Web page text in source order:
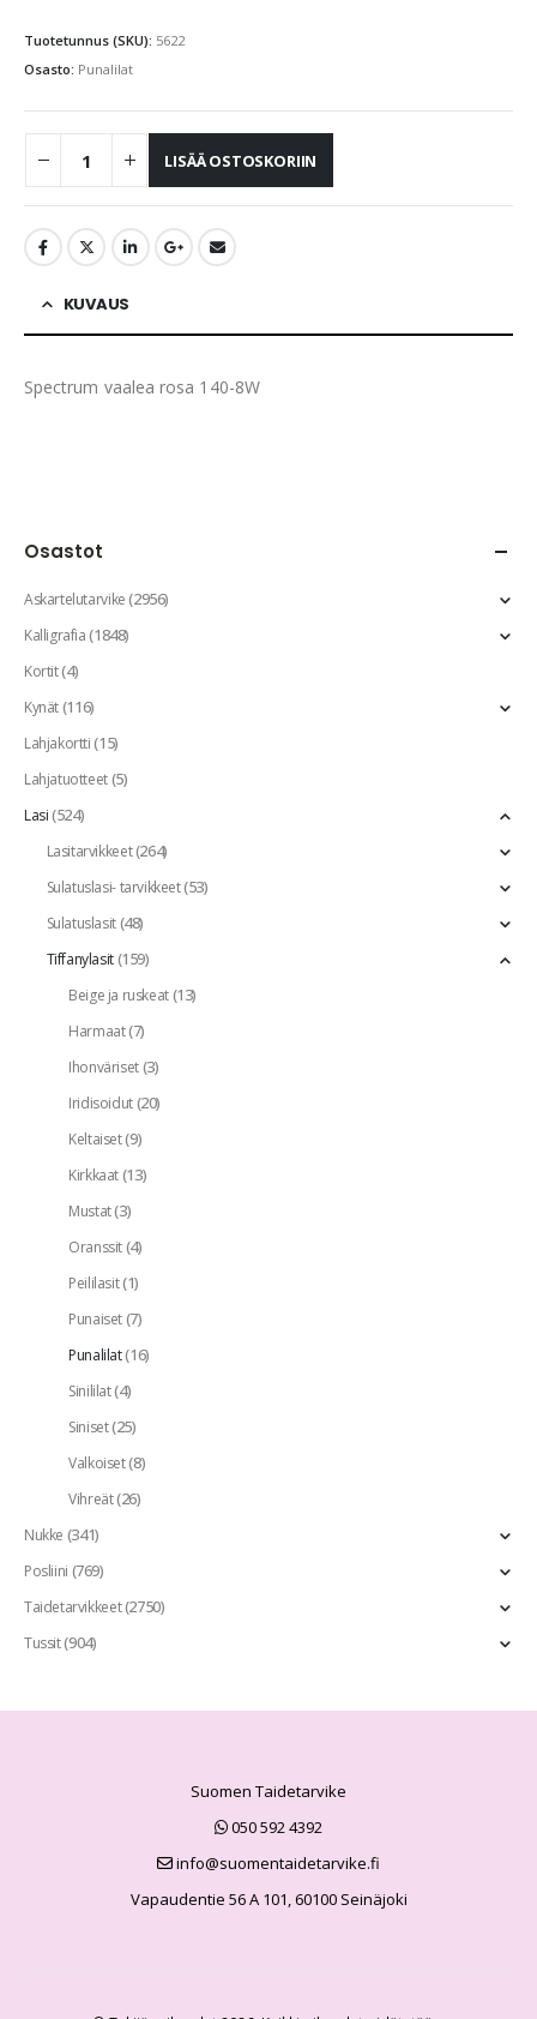
Tuotetunnus (SKU): 5622
Osasto: Punalilat
LISÄÄ OSTOSKORIIN
KUVAUS
Spectrum vaalea rosa 140-8W
Osastot
Askartelutarvike(2956)
Kalligrafia(1848)
Kortit(4)
Kynät(116)
Lahjakortti(15)
Lahjatuotteet(5)
Lasi(524)
Lasitarvikkeet(264)
Sulatuslasi- tarvikkeet(53)
Sulatuslasit(48)
Tiffanylasit(159)
Beige ja ruskeat(13)
Harmaat(7)
Ihonväriset(3)
Iridisoidut(20)
Keltaiset(9)
Kirkkaat(13)
Mustat(3)
Oranssit(4)
Peililasit(1)
Punaiset(7)
Punalilat(16)
Sinililat(4)
Siniset(25)
Valkoiset(8)
Vihreät(26)
Nukke (341)
Posliini (769)
Taidetarvikkeet(2750)
Tussit(904)
Suomen Taidetarvike
050 592 4392
info@suomentaidetarvike.fi
Vapaudentie 56 A 101, 60100 Seinäjoki